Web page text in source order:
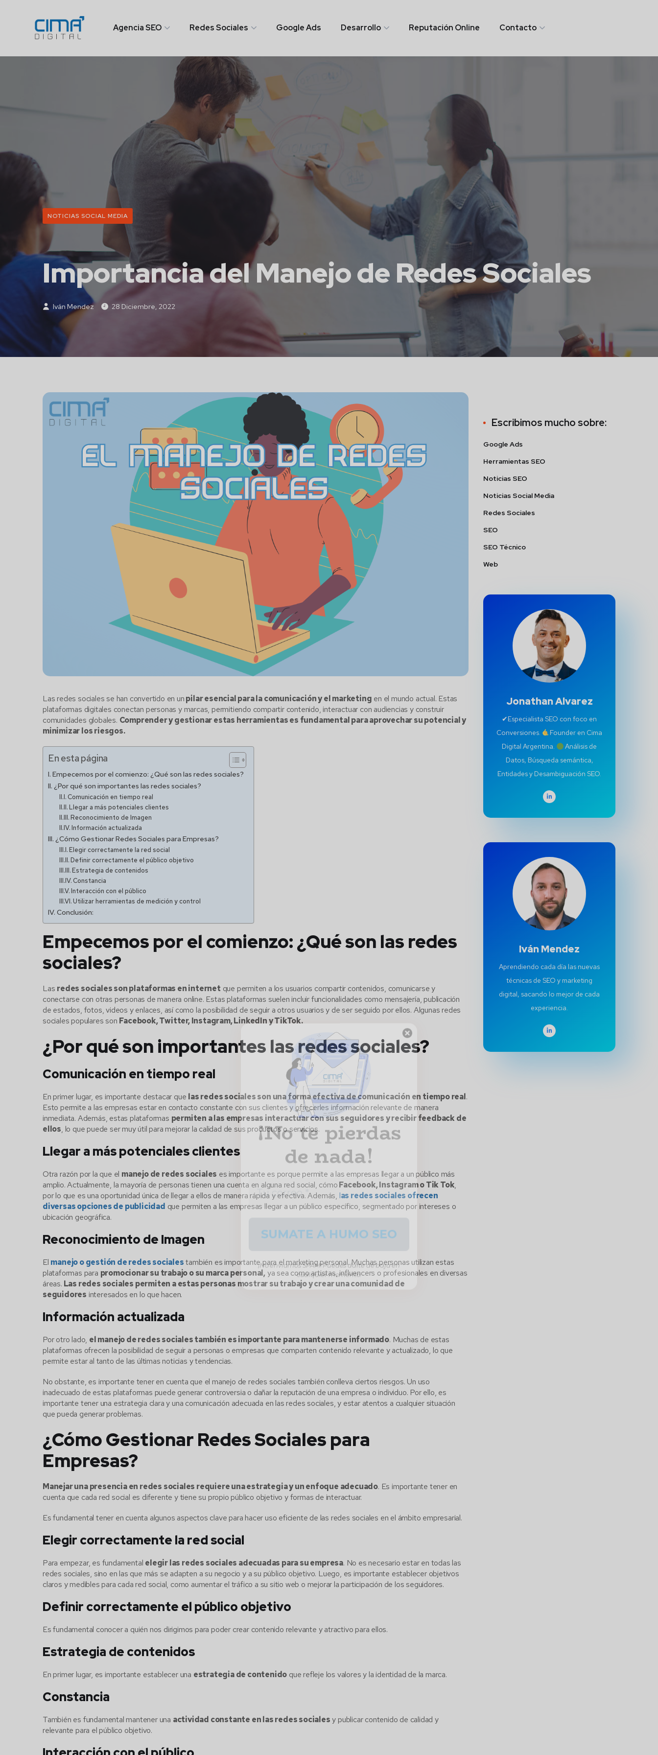
Agencia SEO Redes Sociales Google Ads Desarrollo Reputación Online Contacto
NOTICIAS SOCIAL MEDIA
Importancia del Manejo de Redes Sociales
Iván Mendez 28 Diciembre, 2022
Las redes sociales se han convertido en unpilar esencial para la comunicación y el marketing en el mundo actual. Estas
plataformas digitales conectan personas y marcas, permitiendo compartir contenido, interactuar con audiencias y construir
comunidades globales. Comprender y gestionar estas herramientas es fundamental para aprovechar su potencial y
minimizar los riesgos.
En esta página
Empecemos por el comienzo: ¿Qué son las redes sociales?
¿Por qué son importantes las redes sociales?
Comunicación en tiempo real
Llegar a más potenciales clientes
Reconocimiento de Imagen
Información actualizada
¿Cómo Gestionar Redes Sociales para Empresas?
Elegir correctamente la red social
Definir correctamente el público objetivo
Estrategia de contenidos
Constancia
Interacción con el público
Utilizar herramientas de medición y control
Conclusión:
Empecemos por el comienzo: ¿Qué son las redes
sociales?
Las redes sociales son plataformas en internet que permiten a los usuarios compartir contenidos, comunicarse y
conectarse con otras personas de manera online. Estas plataformas suelen incluir funcionalidades como mensajería, publicación
de estados, fotos, videos y enlaces, así como la posibilidad de seguir a otros usuarios y de ser seguido por ellos. Algunas redes
sociales populares son Facebook, Twitter, Instagram, LinkedIn y TikTok.
¿Por qué son importantes las redes sociales?
Comunicación en tiempo real
En primer lugar, es importante destacar que las redes sociales son una forma efectiva de comunicación en tiempo real.
Esto permite a las empresas estar en contacto constante con sus clientes y ofrecerles información relevante de manera
inmediata. Además, estas plataformas permiten a las empresas interactuar con sus seguidores y recibir feedback de
ellos, lo que puede ser muy útil para mejorar la calidad de sus productos o servicios.
Llegar a más potenciales clientes
Otra razón por la que el manejo de redes sociales es importante es porque permite a las empresas llegar a un público más
amplio. Actualmente, la mayoría de personas tienen una cuenta en alguna red social, cómoFacebook, Instagram o Tik Tok,
por lo que es una oportunidad única de llegar a ellos de manera rápida y efectiva. Además, las redes sociales ofrecen
diversas opciones de publicidad que permiten a las empresas llegar a un público específico, segmentado por intereses o
ubicación geográfica.
Reconocimiento de Imagen
El manejo o gestión de redes socialestambién es importante para el marketing personal. Muchas personas utilizan estas
plataformas para promocionar su trabajo o su marca personal,ya sea como artistas, influencers o profesionales en diversas
áreas. Las redes sociales permiten a estas personas mostrar su trabajo y crear una comunidad de
seguidores interesados en lo que hacen.
Información actualizada
Por otro lado, el manejo de redes sociales también es importante para mantenerse informado. Muchas de estas
plataformas ofrecen la posibilidad de seguir a personas o empresas que comparten contenido relevante y actualizado, lo que
permite estar al tanto de las últimas noticias y tendencias.
No obstante, es importante tener en cuenta que el manejo de redes sociales también conlleva ciertos riesgos. Un uso
inadecuado de estas plataformas puede generar controversia o dañar la reputación de una empresa o individuo. Por ello, es
importante tener una estrategia clara y una comunicación adecuada en las redes sociales, y estar atentos a cualquier situación
que pueda generar problemas.
¿Cómo Gestionar Redes Sociales para
Empresas?
Manejar una presencia en redes sociales requiere una estrategia y un enfoque adecuado. Es importante tener en
cuenta que cada red social es diferente y tiene su propio público objetivo y formas de interactuar.
Es fundamental tener en cuenta algunos aspectos clave para hacer uso eficiente de las redes sociales en el ámbito empresarial.
Elegir correctamente la red social
Para empezar, es fundamental elegir las redes sociales adecuadas para su empresa. No es necesario estar en todas las
redes sociales, sino en las que más se adapten a su negocio y a su público objetivo. Luego, es importante establecer objetivos
claros y medibles para cada red social, como aumentar el tráfico a su sitio web o mejorar la participación de los seguidores.
Definir correctamente el público objetivo
Es fundamental conocer a quién nos dirigimos para poder crear contenido relevante y atractivo para ellos.
Estrategia de contenidos
En primer lugar, es importante establecer una estrategia de contenido que refleje los valores y la identidad de la marca.
Constancia
También es fundamental mantener una actividad constante en las redes socialesy publicar contenido de calidad y
relevante para el público objetivo.
¡No te pierdas
de nada!
¡No enviamos SPAM! Puedes darte de baja en
Escribimos mucho sobre:
Google Ads
Herramientas SEO
Noticias SEO
Noticias Social Media
Redes Sociales
SEO
SEO Técnico
Web
Jonathan Alvarez
✔Especialista SEO con foco en
Conversiones.
Founder en Cima
Digital Argentina.
Análisis de
Datos, Búsqueda semántica,
Entidades y Desambiguación SEO.
Iván Mendez
Aprendiendo cada día las nuevas
técnicas de SEO y marketing
digital, sacando lo mejor de cada
experiencia.